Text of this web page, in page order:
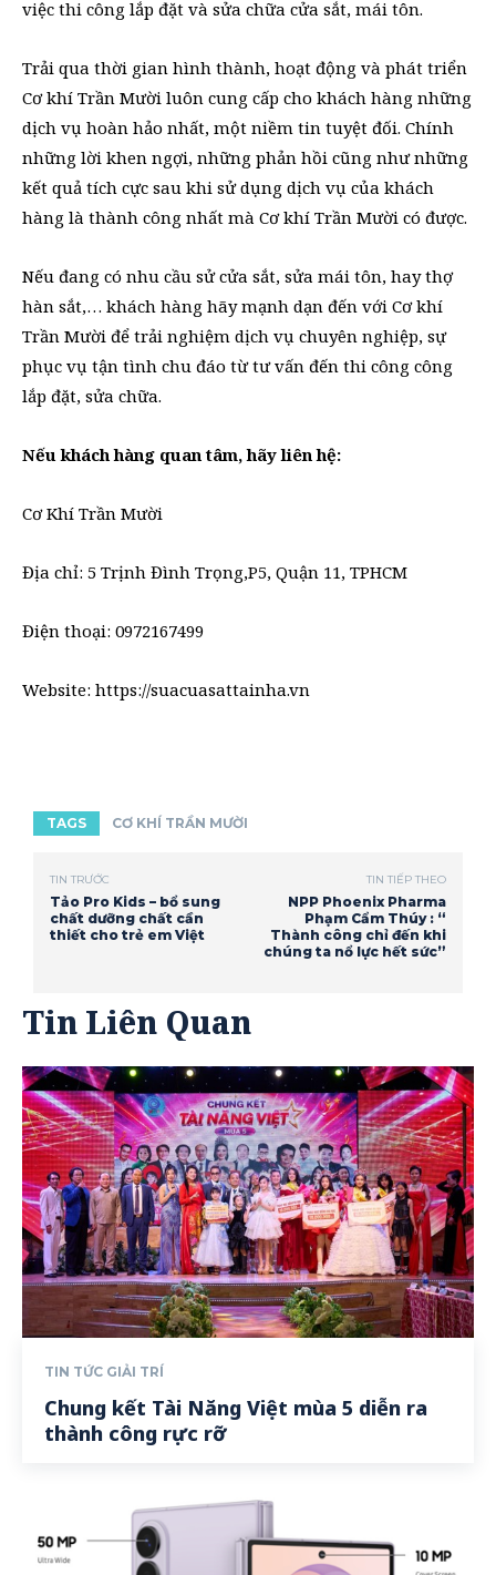
việc thi công lắp đặt và sửa chữa cửa sắt, mái tôn.
Trải qua thời gian hình thành, hoạt động và phát triển
Cơ khí Trần Mười luôn cung cấp cho khách hàng những
dịch vụ hoàn hảo nhất, một niềm tin tuyệt đối. Chính
những lời khen ngợi, những phản hồi cũng như những
kết quả tích cực sau khi sử dụng dịch vụ của khách
hàng là thành công nhất mà Cơ khí Trần Mười có được.
Nếu đang có nhu cầu sử cửa sắt, sửa mái tôn, hay thợ
hàn sắt,… khách hàng hãy mạnh dạn đến với Cơ khí
Trần Mười để trải nghiệm dịch vụ chuyên nghiệp, sự
phục vụ tận tình chu đáo từ tư vấn đến thi công công
lắp đặt, sửa chữa.
Nếu khách hàng quan tâm, hãy liên hệ:
Cơ Khí Trần Mười
Địa chỉ: 5 Trịnh Đình Trọng,P5, Quận 11, TPHCM
Điện thoại: 0972167499
Website: https://suacuasattainha.vn
TAGS CƠ KHÍ TRẦN MƯỜI
TIN TRƯỚC
Tảo Pro Kids – bổ sung
chất dưỡng chất cần
thiết cho trẻ em Việt
TIN TIẾP THEO
NPP Phoenix Pharma
Phạm Cẩm Thúy : “
Thành công chỉ đến khi
chúng ta nổ lực hết sức”
Tin Liên Quan
TIN TỨC GIẢI TRÍ
Chung kết Tài Năng Việt mùa 5 diễn ra
thành công rực rỡ